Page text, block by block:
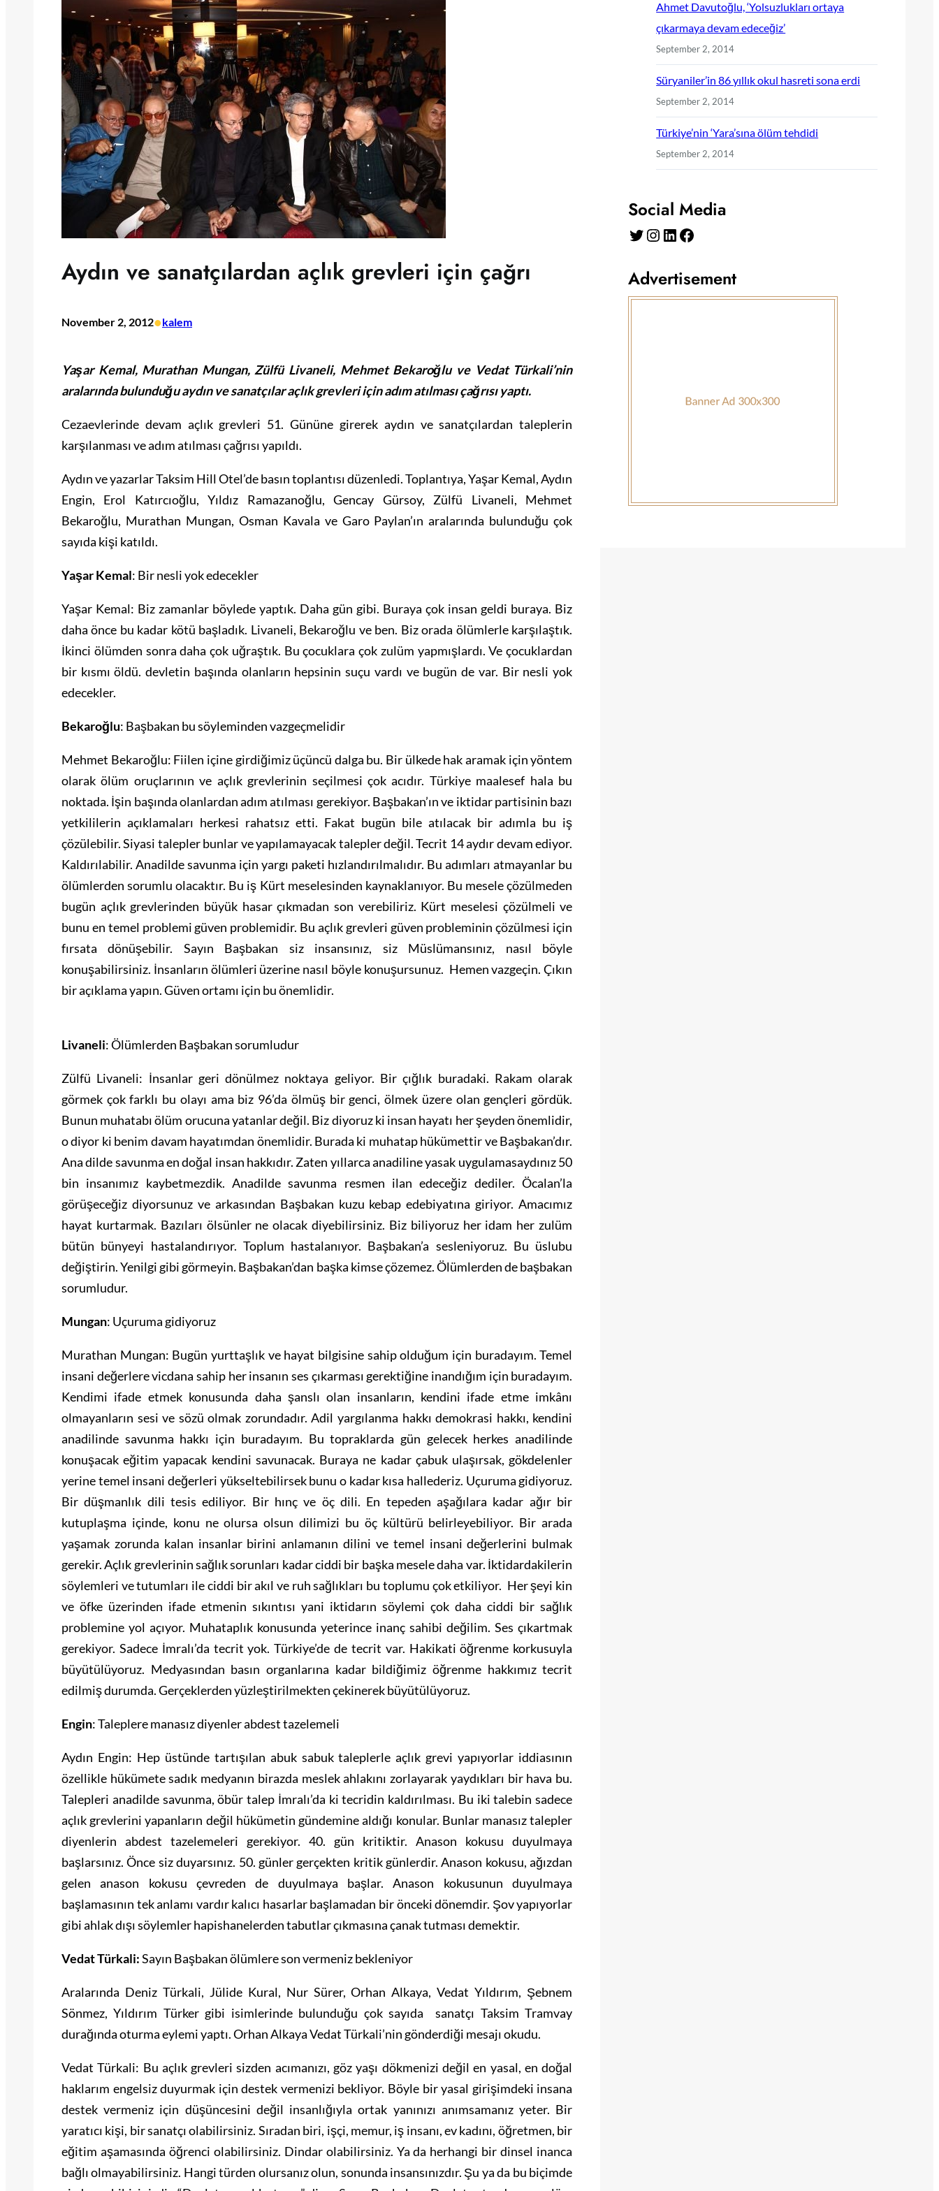
Aydın ve sanatçılardan açlık grevleri için çağrı
November 2, 2012•kalem
Yaşar Kemal, Murathan Mungan, Zülfü Livaneli, Mehmet Bekaroğlu ve Vedat Türkali’nin
aralarında bulunduğu aydın ve sanatçılar açlık grevleri için adım atılması çağrısı yaptı.
Cezaevlerinde devam açlık grevleri 51. Gününe girerek aydın ve sanatçılardan taleplerin
karşılanması ve adım atılması çağrısı yapıldı.
Aydın ve yazarlar Taksim Hill Otel’de basın toplantısı düzenledi. Toplantıya, Yaşar Kemal, Aydın
Engin, Erol Katırcıoğlu, Yıldız Ramazanoğlu, Gencay Gürsoy, Zülfü Livaneli, Mehmet
Bekaroğlu, Murathan Mungan, Osman Kavala ve Garo Paylan’ın aralarında bulunduğu çok
sayıda kişi katıldı.
Yaşar Kemal: Bir nesli yok edecekler
Yaşar Kemal: Biz zamanlar böylede yaptık. Daha gün gibi. Buraya çok insan geldi buraya. Biz
daha önce bu kadar kötü başladık. Livaneli, Bekaroğlu ve ben. Biz orada ölümlerle karşılaştık.
İkinci ölümden sonra daha çok uğraştık. Bu çocuklara çok zulüm yapmışlardı. Ve çocuklardan
bir kısmı öldü. devletin başında olanların hepsinin suçu vardı ve bugün de var. Bir nesli yok
edecekler.
Bekaroğlu: Başbakan bu söyleminden vazgeçmelidir
Mehmet Bekaroğlu: Fiilen içine girdiğimiz üçüncü dalga bu. Bir ülkede hak aramak için yöntem
olarak ölüm oruçlarının ve açlık grevlerinin seçilmesi çok acıdır. Türkiye maalesef hala bu
noktada. İşin başında olanlardan adım atılması gerekiyor. Başbakan’ın ve iktidar partisinin bazı
yetkililerin açıklamaları herkesi rahatsız etti. Fakat bugün bile atılacak bir adımla bu iş
çözülebilir. Siyasi talepler bunlar ve yapılamayacak talepler değil. Tecrit 14 aydır devam ediyor.
Kaldırılabilir. Anadilde savunma için yargı paketi hızlandırılmalıdır. Bu adımları atmayanlar bu
ölümlerden sorumlu olacaktır. Bu iş Kürt meselesinden kaynaklanıyor. Bu mesele çözülmeden
bugün açlık grevlerinden büyük hasar çıkmadan son verebiliriz. Kürt meselesi çözülmeli ve
bunu en temel problemi güven problemidir. Bu açlık grevleri güven probleminin çözülmesi için
fırsata dönüşebilir. Sayın Başbakan siz insansınız, siz Müslümansınız, nasıl böyle
konuşabilirsiniz. İnsanların ölümleri üzerine nasıl böyle konuşursunuz. Hemen vazgeçin. Çıkın
bir açıklama yapın. Güven ortamı için bu önemlidir.
Livaneli: Ölümlerden Başbakan sorumludur
Zülfü Livaneli: İnsanlar geri dönülmez noktaya geliyor. Bir çığlık buradaki. Rakam olarak
görmek çok farklı bu olayı ama biz 96’da ölmüş bir genci, ölmek üzere olan gençleri gördük.
Bunun muhatabı ölüm orucuna yatanlar değil. Biz diyoruz ki insan hayatı her şeyden önemlidir,
o diyor ki benim davam hayatımdan önemlidir. Burada ki muhatap hükümettir ve Başbakan’dır.
Ana dilde savunma en doğal insan hakkıdır. Zaten yıllarca anadiline yasak uygulamasaydınız 50
bin insanımız kaybetmezdik. Anadilde savunma resmen ilan edeceğiz dediler. Öcalan’la
görüşeceğiz diyorsunuz ve arkasından Başbakan kuzu kebap edebiyatına giriyor. Amacımız
hayat kurtarmak. Bazıları ölsünler ne olacak diyebilirsiniz. Biz biliyoruz her idam her zulüm
bütün bünyeyi hastalandırıyor. Toplum hastalanıyor. Başbakan’a sesleniyoruz. Bu üslubu
değiştirin. Yenilgi gibi görmeyin. Başbakan’dan başka kimse çözemez. Ölümlerden de başbakan
sorumludur.
Mungan: Uçuruma gidiyoruz
Murathan Mungan: Bugün yurttaşlık ve hayat bilgisine sahip olduğum için buradayım. Temel
insani değerlere vicdana sahip her insanın ses çıkarması gerektiğine inandığım için buradayım.
Kendimi ifade etmek konusunda daha şanslı olan insanların, kendini ifade etme imkânı
olmayanların sesi ve sözü olmak zorundadır. Adil yargılanma hakkı demokrasi hakkı, kendini
anadilinde savunma hakkı için buradayım. Bu topraklarda gün gelecek herkes anadilinde
konuşacak eğitim yapacak kendini savunacak. Buraya ne kadar çabuk ulaşırsak, gökdelenler
yerine temel insani değerleri yükseltebilirsek bunu o kadar kısa hallederiz. Uçuruma gidiyoruz.
Bir düşmanlık dili tesis ediliyor. Bir hınç ve öç dili. En tepeden aşağılara kadar ağır bir
kutuplaşma içinde, konu ne olursa olsun dilimizi bu öç kültürü belirleyebiliyor. Bir arada
yaşamak zorunda kalan insanlar birini anlamanın dilini ve temel insani değerlerini bulmak
gerekir. Açlık grevlerinin sağlık sorunları kadar ciddi bir başka mesele daha var. İktidardakilerin
söylemleri ve tutumları ile ciddi bir akıl ve ruh sağlıkları bu toplumu çok etkiliyor. Her şeyi kin
ve öfke üzerinden ifade etmenin sıkıntısı yani iktidarın söylemi çok daha ciddi bir sağlık
problemine yol açıyor. Muhataplık konusunda yeterince inanç sahibi değilim. Ses çıkartmak
gerekiyor. Sadece İmralı’da tecrit yok. Türkiye’de de tecrit var. Hakikati öğrenme korkusuyla
büyütülüyoruz. Medyasından basın organlarına kadar bildiğimiz öğrenme hakkımız tecrit
edilmiş durumda. Gerçeklerden yüzleştirilmekten çekinerek büyütülüyoruz.
Engin: Taleplere manasız diyenler abdest tazelemeli
Aydın Engin: Hep üstünde tartışılan abuk sabuk taleplerle açlık grevi yapıyorlar iddiasının
özellikle hükümete sadık medyanın birazda meslek ahlakını zorlayarak yaydıkları bir hava bu.
Talepleri anadilde savunma, öbür talep İmralı’da ki tecridin kaldırılması. Bu iki talebin sadece
açlık grevlerini yapanların değil hükümetin gündemine aldığı konular. Bunlar manasız talepler
diyenlerin abdest tazelemeleri gerekiyor. 40. gün kritiktir. Anason kokusu duyulmaya
başlarsınız. Önce siz duyarsınız. 50. günler gerçekten kritik günlerdir. Anason kokusu, ağızdan
gelen anason kokusu çevreden de duyulmaya başlar. Anason kokusunun duyulmaya
başlamasının tek anlamı vardır kalıcı hasarlar başlamadan bir önceki dönemdir. Şov yapıyorlar
gibi ahlak dışı söylemler hapishanelerden tabutlar çıkmasına çanak tutması demektir.
Vedat Türkali:Sayın Başbakan ölümlere son vermeniz bekleniyor
Aralarında Deniz Türkali, Jülide Kural, Nur Sürer, Orhan Alkaya, Vedat Yıldırım, Şebnem
Sönmez, Yıldırım Türker gibi isimlerinde bulunduğu çok sayıda sanatçı Taksim Tramvay
durağında oturma eylemi yaptı. Orhan Alkaya Vedat Türkali’nin gönderdiği mesajı okudu.
Vedat Türkali: Bu açlık grevleri sizden acımanızı, göz yaşı dökmenizi değil en yasal, en doğal
haklarım engelsiz duyurmak için destek vermenizi bekliyor. Böyle bir yasal girişimdeki insana
destek vermeniz için düşüncesini değil insanlığıyla ortak yanınızı anımsamanız yeter. Bir
yaratıcı kişi, bir sanatçı olabilirsiniz. Sıradan biri, işçi, memur, iş insanı, ev kadını, öğretmen, bir
eğitim aşamasında öğrenci olabilirsiniz. Dindar olabilirsiniz. Ya da herhangi bir dinsel inanca
bağlı olmayabilirsiniz. Hangi türden olursanız olun, sonunda insansınızdır. Şu ya da bu biçimde
Ahmet Davutoğlu, ‘Yolsuzlukları ortaya
çıkarmaya devam edeceğiz’
September 2, 2014
Süryaniler’in 86 yıllık okul hasreti sona erdi
September 2, 2014
Türkiye’nin ‘Yara’sına ölüm tehdidi
September 2, 2014
Social Media
Twitter Instagram LinkedIn Facebook
Advertisement